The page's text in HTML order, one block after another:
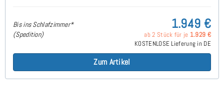
Bis ins Schlafzimmer*
(Spedition)
1.949 €
ab 2 Stück für je 1.929 €
KOSTENLOSE Lieferung in DE
Zum Artikel